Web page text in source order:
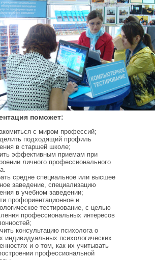
поможет:
с миром профессий;
подходящий профиль
в старшей школе;
эффективным приемам при
личного профессионального
средне специальное или высшее
заведение, специализацию
в учебном заведении;
профориентационное и
тестирование, с целью
профессиональных интересов
консультацию психолога о
индивидуальных психологических
и о том, как их учитывать
профессиональной